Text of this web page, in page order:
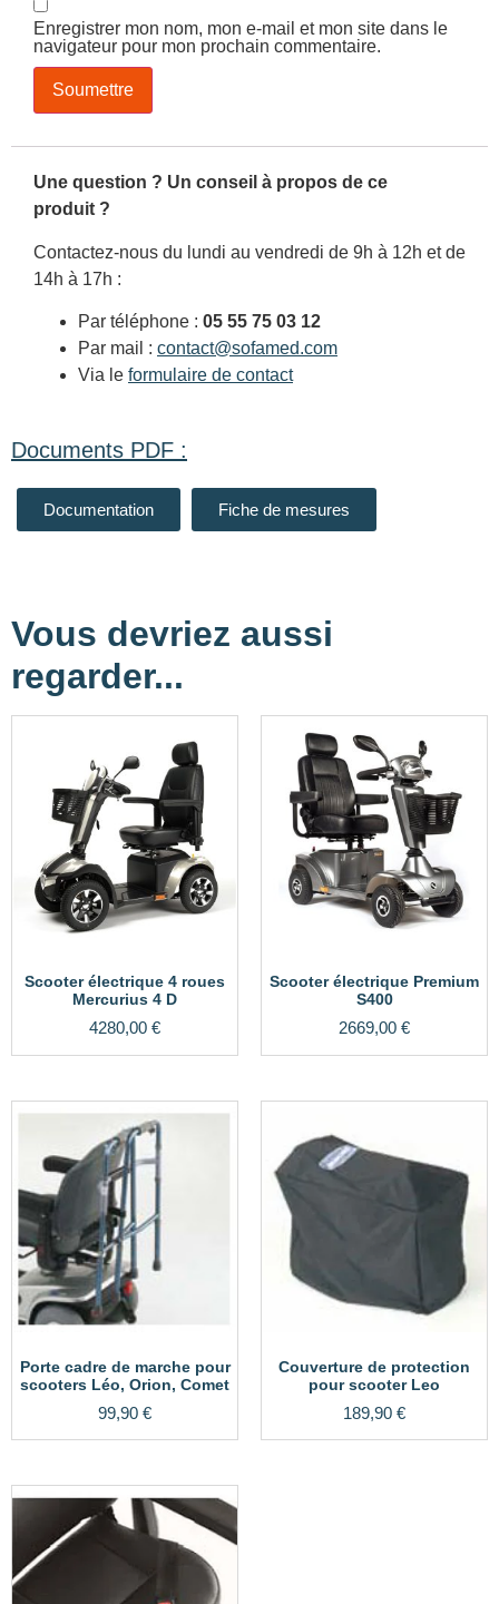
Enregistrer mon nom, mon e-mail et mon site dans le
navigateur pour mon prochain commentaire.
Une question ? Un conseil à propos de ce
produit ?
Contactez-nous du lundi au vendredi de 9h à 12h et de
14h à 17h :
Par téléphone : 05 55 75 03 12
Par mail : contact@sofamed.com
Via le formulaire de contact
Documents PDF :
Documentation Fiche de mesures
Vous devriez aussi
regarder...
Scooter électrique 4 roues
Mercurius 4 D
4280,00 €
Scooter électrique Premium
S400
2669,00 €
Porte cadre de marche pour
scooters Léo, Orion, Comet
99,90 €
Couverture de protection
pour scooter Leo
189,90 €